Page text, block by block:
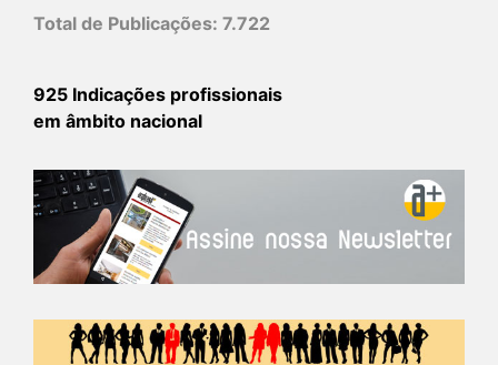
Total de Publicações: 7.722
925 Indicações profissionais
em âmbito nacional